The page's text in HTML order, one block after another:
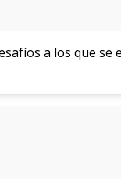
a los que se